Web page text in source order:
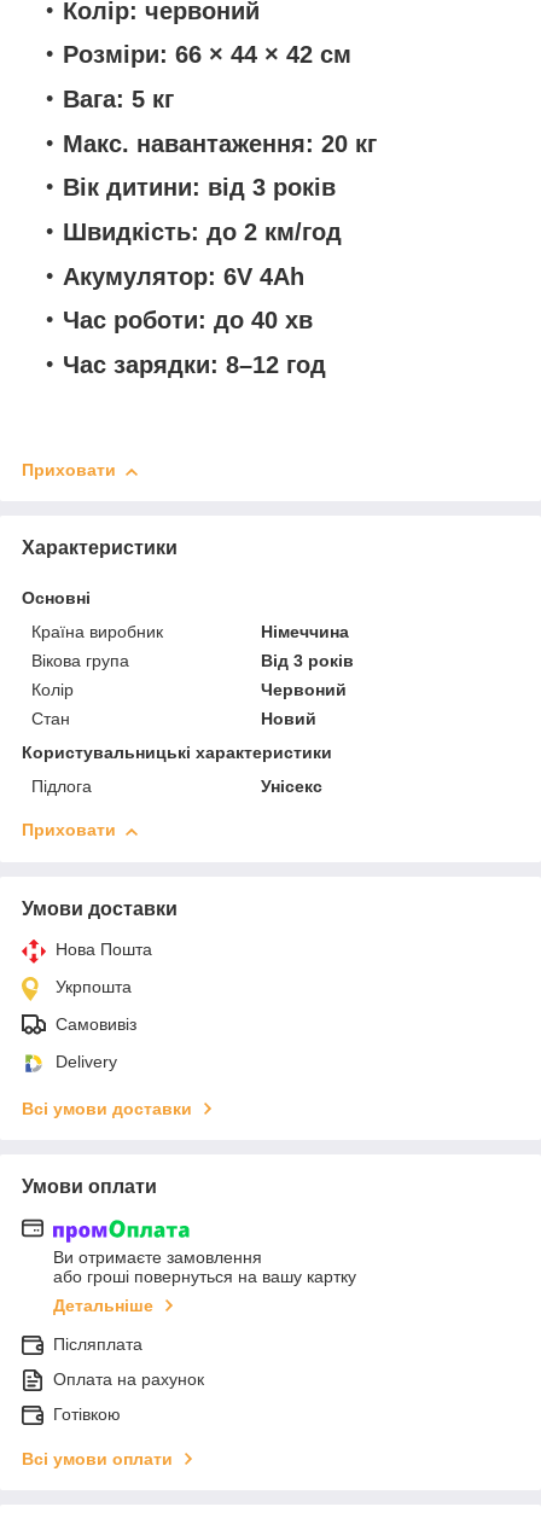
Колір: червоний
Розміри: 66 × 44 × 42 см
Вага: 5 кг
Макс. навантаження: 20 кг
Вік дитини: від 3 років
Швидкість: до 2 км/год
Акумулятор: 6V 4Ah
Час роботи: до 40 хв
Час зарядки: 8–12 год
Приховати
Характеристики
Основні
Країна виробник
Німеччина
Вікова група
Від 3 років
Колір
Червоний
Стан
Новий
Користувальницькі характеристики
Підлога
Унісекс
Приховати
Умови доставки
Нова Пошта
Укрпошта
Самовивіз
Delivery
Всі умови доставки
Умови оплати
Ви отримаєте замовлення
або гроші повернуться на вашу картку
Детальніше
Післяплата
Оплата на рахунок
Готівкою
Всі умови оплати